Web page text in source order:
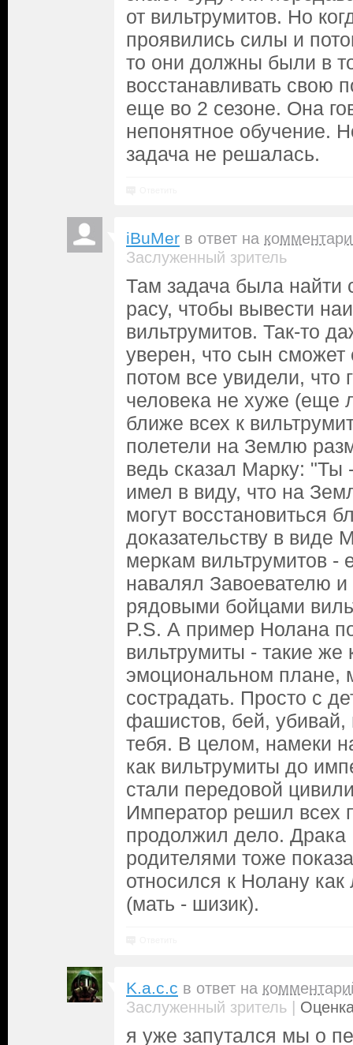
от вильтрумитов. Но
проявились силы и
то они должны были в
восстанавливать свою
еще во 2 сезоне. Она
непонятное обучение.
задача не решалась.
iBuMer в ответ на
Заслуженный зритель
Там задача была
расу, чтобы вывести
вильтрумитов. Так-то
уверен, что сын
потом все увидели, что
человека не хуже (еще
ближе всех к
полетели на Землю
ведь сказал Марку:
имел в виду, что на
могут восстановиться
доказательству в виде
меркам вильтрумитов
навалял Завоевателю
рядовыми бойцами
P.S. А пример Нолана
вильтрумиты - такие же
эмоциональном плане,
сострадать. Просто с
фашистов, бей, убивай,
тебя. В целом, намеки
как вильтрумиты до
стали передовой
Император решил всех
продолжил дело. Драка
родителями тоже
относился к Нолану
(мать - шизик).
K.a.c.c в ответ на
Заслуженный зритель |
я уже запутался мы о